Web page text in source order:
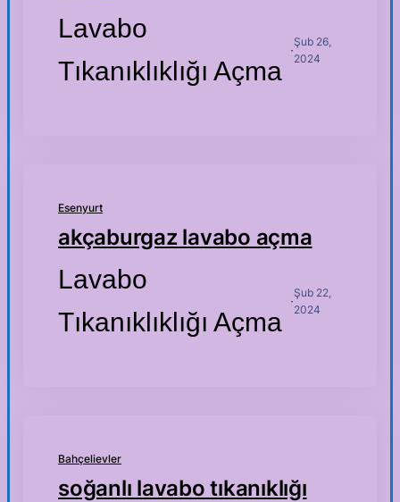
Lavabo
Tıkanıklıklığı Açma
·
Şub 26,
2024
Esenyurt
akçaburgaz lavabo açma
Lavabo
Tıkanıklıklığı Açma
·
Şub 22,
2024
Bahçelievler
soğanlı lavabo tıkanıklığı